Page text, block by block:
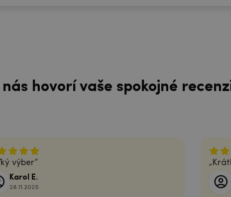
nás hovorí vaše spokojné
výber
Karol E.
28.11.2025